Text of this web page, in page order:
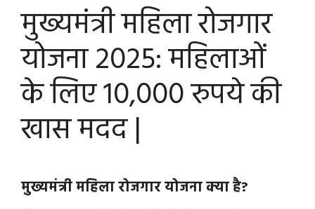
मुख्यमंत्री महिला रोजगार
योजना 2025: महिलाओं
के लिए 10,000 रुपये की
खास मदद |
मुख्यमंत्री महिला रोजगार योजना क्या है?